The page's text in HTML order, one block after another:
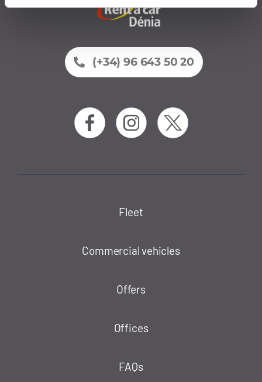
(+34) 96 643 50 20
Fleet
Commercial vehicles
Offers
Offices
FAQs